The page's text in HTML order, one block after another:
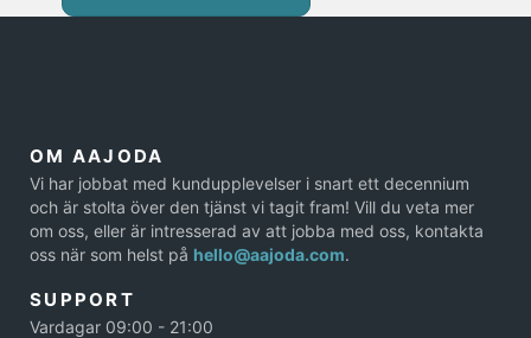
OM AAJODA
Vi har jobbat med kundupplevelser i snart ett decennium
och är stolta över den tjänst vi tagit fram! Vill du veta mer
om oss, eller är intresserad av att jobba med oss, kontakta
oss när som helst på hello@aajoda.com.
SUPPORT
Vardagar 09:00 - 21:00